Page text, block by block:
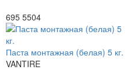
695 5504
Паста монтажная (белая) 5 кг.
VANTIRE